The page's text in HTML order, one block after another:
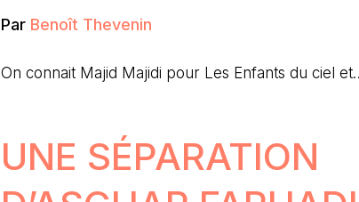
Par Benoît Thevenin
On connait Majid Majidi pour Les Enfants du ciel
UNE SÉPARATION